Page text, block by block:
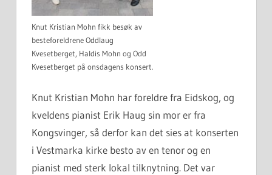
Knut Kristian Mohn fikk besøk av
besteforeldrene Oddlaug
Kvesetberget, Haldis Mohn og Odd
Kvesetberget på onsdagens konsert.
Knut Kristian Mohn har foreldre fra Eidskog, og
kveldens pianist Erik Haug sin mor er fra
Kongsvinger, så derfor kan det sies at konserten
i Vestmarka kirke besto av en tenor og en
pianist med sterk lokal tilknytning. Det var